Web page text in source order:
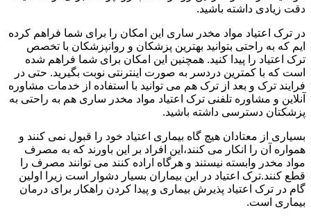
دقت زیادی داشته باشید.
در ترک اعتیاد مواد مخدر ساری این امکان را برای شما فراهم کرده
ایم که به راحتی بتوانید بهترین پزشکان و روانپزشکان با تخصص
ترک اعتیاد را پیدا کنید. همچنین این امکان برای شما فراهم شده
است که با کمترین دردسر به صورت اینترنتی نوبت بگیرید. حتی در
فرایند ترک و بعد از ترک هم می توانید با استفاده از خدمات مشاوره
آنلاین و مشاوره تلفنی ترک اعتیاد مواد مخدر ساری هم به راحتی به
پزشکتان دسترسی داشته باشید.
بسیاری از معتادان هیچ گاه بیماری اعتیاد خود را قبول نمی کنند و
همواره آن را انکار می کنند،این افراد بر این باورند که به مصرف
مواد مخدر وابسته نیستند و هرگاه اراده کنند می توانند مصرف را
قطع کنند.ترک اعتیاد در این بیماران بسیار دشوار است زیرا اولین
گام در ترک اعتیاد پذیرش بیماری و پیدا کردن راهکار برای درمان
بیماری است.